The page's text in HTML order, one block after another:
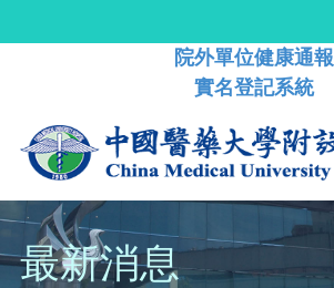
院外單位健康通報
實名登記系統
最新消息